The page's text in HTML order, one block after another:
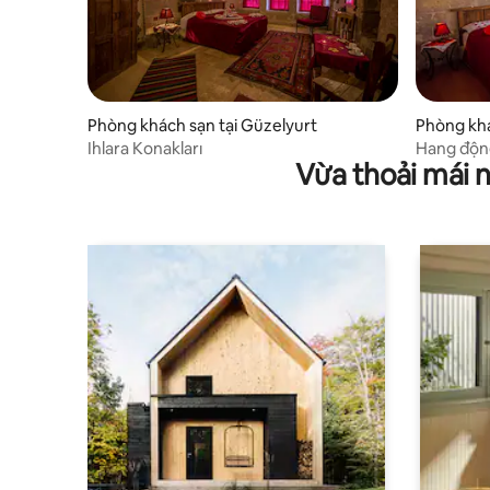
Phòng khách sạn tại Güzelyurt
Ihlara Konakları
Phòng
t
Hang
Vừa thoải mái